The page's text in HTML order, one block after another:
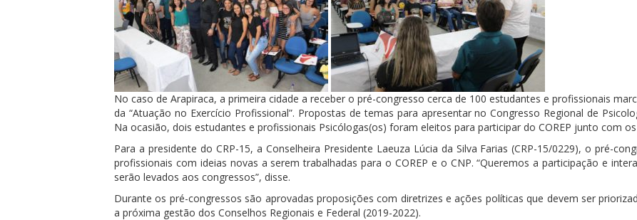
No caso de Arapiraca, a primeira cidade a receber o pré-congresso cerca de 100 estudantes e profissionais
da “Atuação no Exercício Profissional”. Propostas de temas para apresentar no Congresso Regional de
Na ocasião, dois estudantes e profissionais Psicólogas(os) foram eleitos para participar do COREP junto com
Para a presidente do CRP-15, a Conselheira Presidente Laeuza Lúcia da Silva Farias (CRP-15/0229), o pré-
profissionais com ideias novas a serem trabalhadas para o COREP e o CNP. “Queremos a participação e
serão levados aos congressos”, disse.
Durante os pré-congressos são aprovadas proposições com diretrizes e ações políticas que devem ser
a próxima gestão dos Conselhos Regionais e Federal (2019-2022).